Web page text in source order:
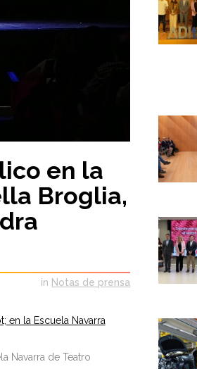
en la
Broglia,
in Notas de prensa
Navarra de Teatro